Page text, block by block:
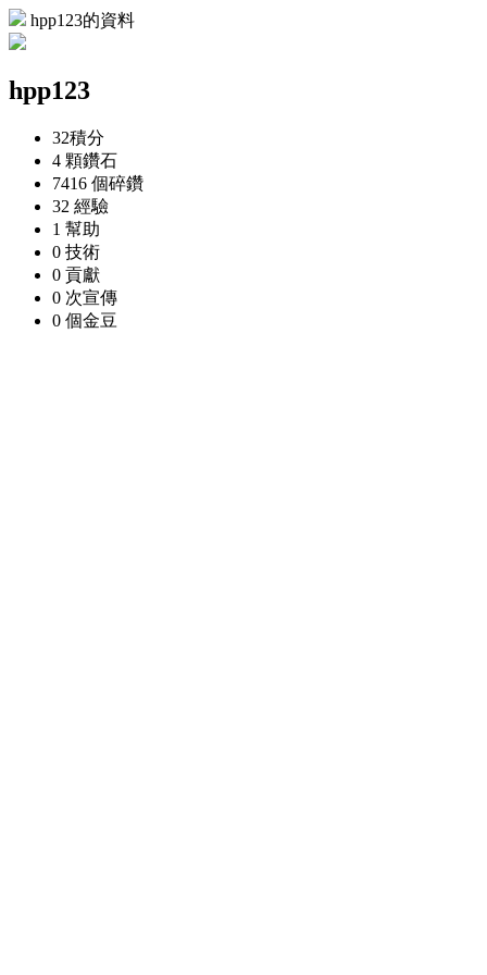
hpp123的資料
hpp123
32積分
4 顆鑽石
7416 個碎鑽
32 經驗
1 幫助
0 技術
0 貢獻
0 次宣傳
0 個金豆